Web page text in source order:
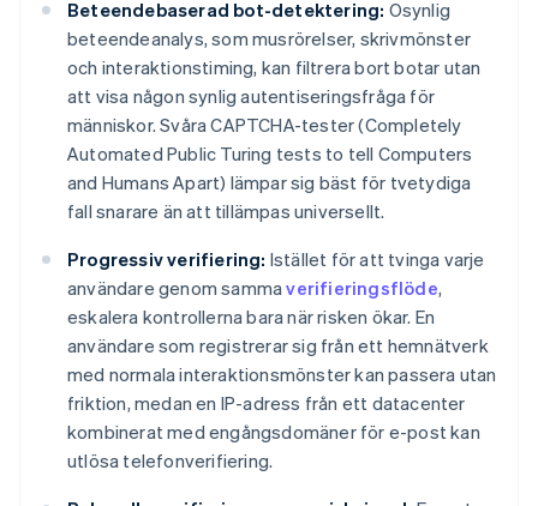
Beteendebaserad bot-detektering: Osynlig
beteendeanalys, som musrörelser, skrivmönster
och interaktionstiming, kan filtrera bort botar utan
att visa någon synlig autentiseringsfråga för
människor. Svåra CAPTCHA-tester (Completely
Automated Public Turing tests to tell Computers
and Humans Apart) lämpar sig bäst för tvetydiga
fall snarare än att tillämpas universellt.
Progressiv verifiering: Istället för att tvinga varje
användare genom sammaverifieringsflöde,
eskalera kontrollerna bara när risken ökar. En
användare som registrerar sig från ett hemnätverk
med normala interaktionsmönster kan passera utan
friktion, medan en IP-adress från ett datacenter
kombinerat med engångsdomäner för e-post kan
utlösa telefonverifiering.